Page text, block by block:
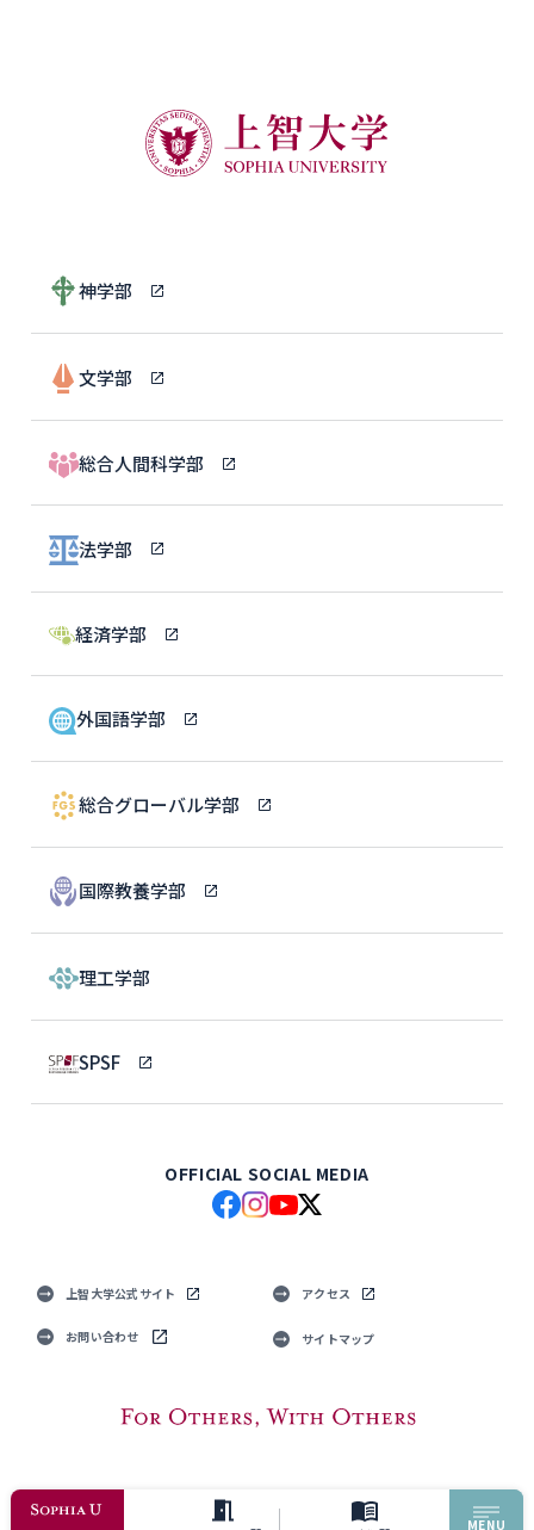
MENU
神学部
文学部
総合人間科学部
法学部
経済学部
外国語学部
総合グローバル学部
国際教養学部
理工学部
SPSF
OFFICIAL SOCIAL MEDIA
上智大学公式サイト アクセス
お問い合わせ サイトマップ
© Sophia University. All Rights Reserved.